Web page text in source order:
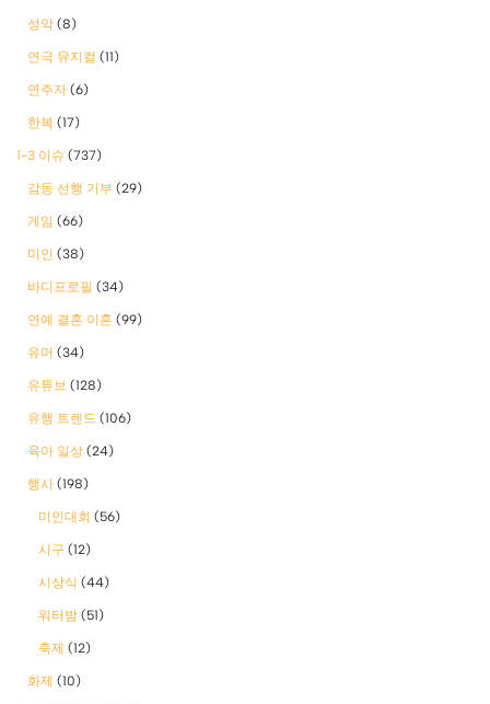
성악 (8)
연극 뮤지컬 (11)
연주자 (6)
한복 (17)
1-3 이슈 (737)
감동 선행 기부 (29)
게임 (66)
미인 (38)
바디프로필 (34)
연예 결혼 이혼 (99)
유머 (34)
유튜브 (128)
유행 트렌드 (106)
육아 일상 (24)
행사 (198)
미인대회 (56)
시구 (12)
시상식 (44)
워터밤 (51)
축제 (12)
화제 (10)